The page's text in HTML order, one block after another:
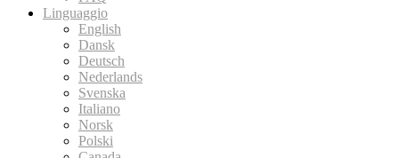
Linguaggio
English
Dansk
Deutsch
Nederlands
Svenska
Italiano
Norsk
Polski